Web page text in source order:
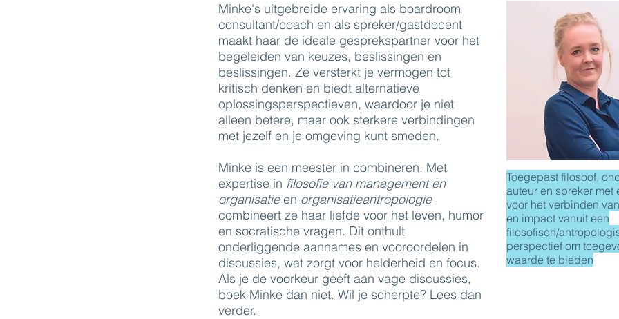
Minke's uitgebreide ervaring als boardroom
consultant/coach en als spreker/gastdocent
maakt haar de ideale gesprekspartner voor het
begeleiden van keuzes, beslissingen en
beslissingen. Ze versterkt je vermogen tot
kritisch denken en biedt alternatieve
oplossingsperspectieven, waardoor je niet
alleen betere, maar ook sterkere verbindingen
met jezelf en je omgeving kunt smeden.
Minke is een meester in combineren. Met
expertise in filosofie van management en
organisatieen organisatieantropologie
combineert ze haar liefde voor het leven, humor
en socratische vragen. Dit onthult
onderliggende aannames en vooroordelen in
discussies, wat zorgt voor helderheid en focus.
Als je de voorkeur geeft aan vage discussies,
boek Minke dan niet. Wil je scherpte? Lees dan
verder.
Toegepast filosoof,
auteur en spreker met
voor het verbinden
en impact vanuit een
filosofisch/
perspectief om
waarde te bieden